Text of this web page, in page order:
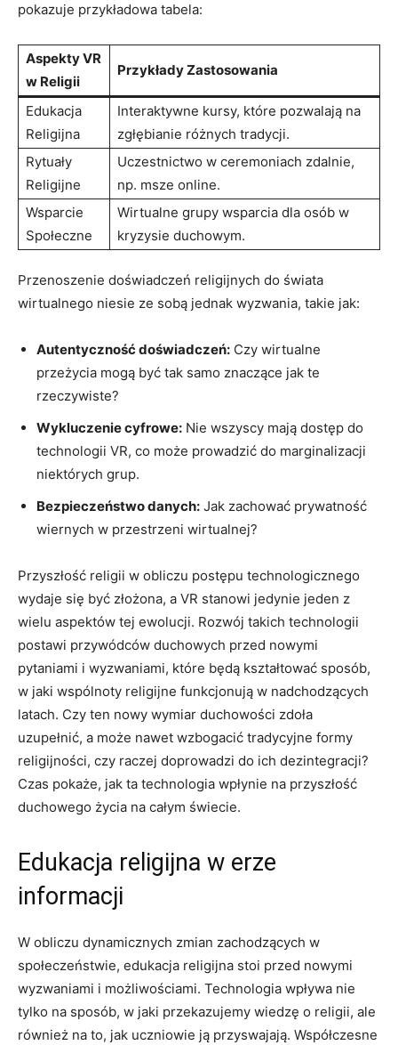
pokazuje przykładowa tabela:
Aspekty VR
w Religii
Przykłady Zastosowania
Edukacja
Religijna
Interaktywne kursy, które pozwalają na
zgłębianie różnych tradycji.
Rytuały
Religijne
Uczestnictwo w ceremoniach zdalnie,
np. msze online.
Wsparcie
Społeczne
Wirtualne grupy wsparcia dla osób w
kryzysie duchowym.
Przenoszenie doświadczeń religijnych do świata
wirtualnego niesie ze sobą jednak wyzwania, takie jak:
Autentyczność doświadczeń: Czy wirtualne
przeżycia mogą być tak samo znaczące jak te
rzeczywiste?
Wykluczenie cyfrowe: Nie wszyscy mają dostęp do
technologii VR, co może prowadzić do marginalizacji
niektórych grup.
Bezpieczeństwo danych: Jak zachować prywatność
wiernych w przestrzeni wirtualnej?
Przyszłość religii w obliczu postępu technologicznego
wydaje się być złożona, a VR stanowi jedynie jeden z
wielu aspektów tej ewolucji. Rozwój takich technologii
postawi przywódców duchowych przed nowymi
pytaniami i wyzwaniami, które będą kształtować sposób,
w jaki wspólnoty religijne funkcjonują w nadchodzących
latach. Czy ten nowy wymiar duchowości zdoła
uzupełnić, a może nawet wzbogacić tradycyjne formy
religijności, czy raczej doprowadzi do ich dezintegracji?
Czas pokaże, jak ta technologia wpłynie na przyszłość
duchowego życia na całym świecie.
Edukacja religijna w erze
informacji
W obliczu dynamicznych zmian zachodzących w
społeczeństwie, edukacja religijna stoi przed nowymi
wyzwaniami i możliwościami. Technologia wpływa nie
tylko na sposób, w jaki przekazujemy wiedzę o religii, ale
również na to, jak uczniowie ją przyswajają. Współczesne